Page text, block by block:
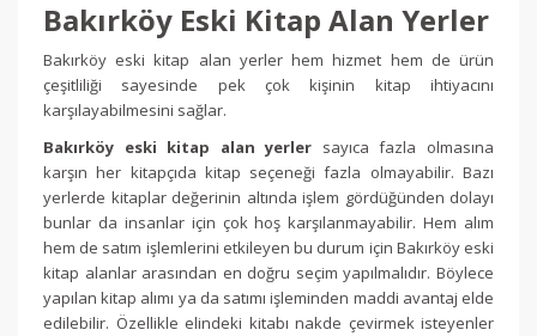
Bakırköy Eski Kitap Alan Yerler
Bakırköy eski kitap alan yerler hem hizmet hem de ürün
çeşitliliği sayesinde pek çok kişinin kitap ihtiyacını
karşılayabilmesini sağlar.
Bakırköy eski kitap alan yerler sayıca fazla olmasına
karşın her kitapçıda kitap seçeneği fazla olmayabilir. Bazı
yerlerde kitaplar değerinin altında işlem gördüğünden dolayı
bunlar da insanlar için çok hoş karşılanmayabilir. Hem alım
hem de satım işlemlerini etkileyen bu durum için Bakırköy eski
kitap alanlar arasından en doğru seçim yapılmalıdır. Böylece
yapılan kitap alımı ya da satımı işleminden maddi avantaj elde
edilebilir. Özellikle elindeki kitabı nakde çevirmek isteyenler